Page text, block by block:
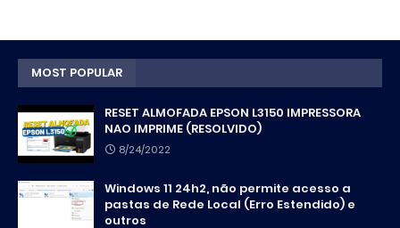
MOST POPULAR
RESET ALMOFADA EPSON L3150 IMPRESSORA
NAO IMPRIME (RESOLVIDO)
8/24/2022
Windows 11 24h2, não permite acesso a
pastas de Rede Local (Erro Estendido) e
outros